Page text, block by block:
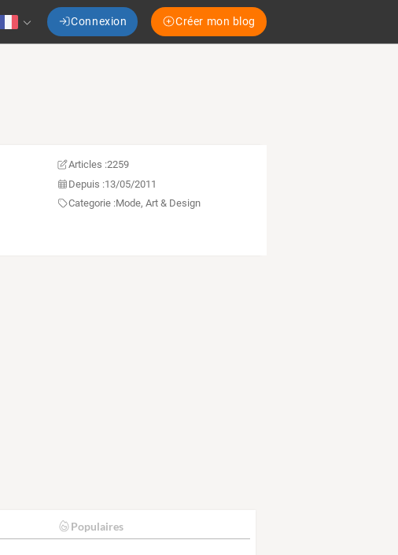
Connexion Créer mon blog
Articles :2259
Depuis :13/05/2011
Categorie :Mode, Art & Design
Populaires